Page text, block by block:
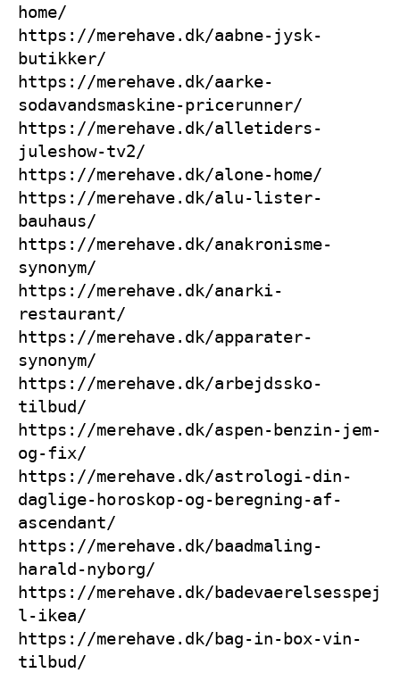
home/
https://merehave.dk/aabne-jysk-
butikker/
https://merehave.dk/aarke-
sodavandsmaskine-pricerunner/
https://merehave.dk/alletiders-
juleshow-tv2/
https://merehave.dk/alone-home/
https://merehave.dk/alu-lister-
bauhaus/
https://merehave.dk/anakronisme-
synonym/
https://merehave.dk/anarki-
restaurant/
https://merehave.dk/apparater-
synonym/
https://merehave.dk/arbejdssko-
tilbud/
https://merehave.dk/aspen-benzin-jem-
og-fix/
https://merehave.dk/astrologi-din-
daglige-horoskop-og-beregning-af-
ascendant/
https://merehave.dk/baadmaling-
harald-nyborg/
https://merehave.dk/badevaerelsesspej
l-ikea/
https://merehave.dk/bag-in-box-vin-
tilbud/